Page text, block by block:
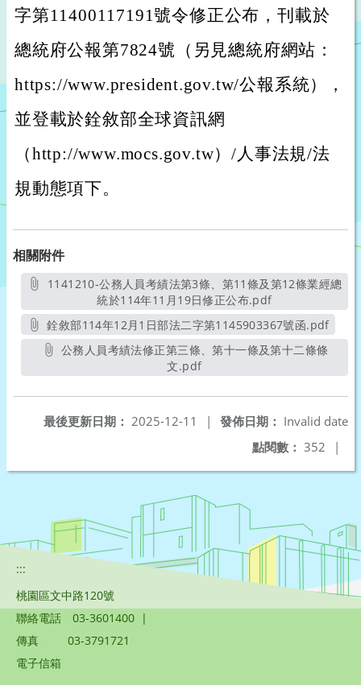
字第11400117191號令修正公布，刊載於
總統府公報第7824號（另見總統府網站：
https://www.president.gov.tw/公報系統），
並登載於銓敘部全球資訊網
（http://www.mocs.gov.tw）/人事法規/法
規動態項下。
相關附件
統於114年11月19日修正公布.pdf另開新視窗
銓敘部114年12月1日部法二字第1145903367號函.pdf
另開新視窗
公務人員考績法修正第三條、第十一條及第十二條條
文.pdf另開新視窗
發佈日期： Invalid date
最後更新日期： 2025-12-11
|
點閱數： 352 |
:::
桃園區文中路120號
聯絡電話
03-3601400 |
傳真
03-3791721
電子信箱